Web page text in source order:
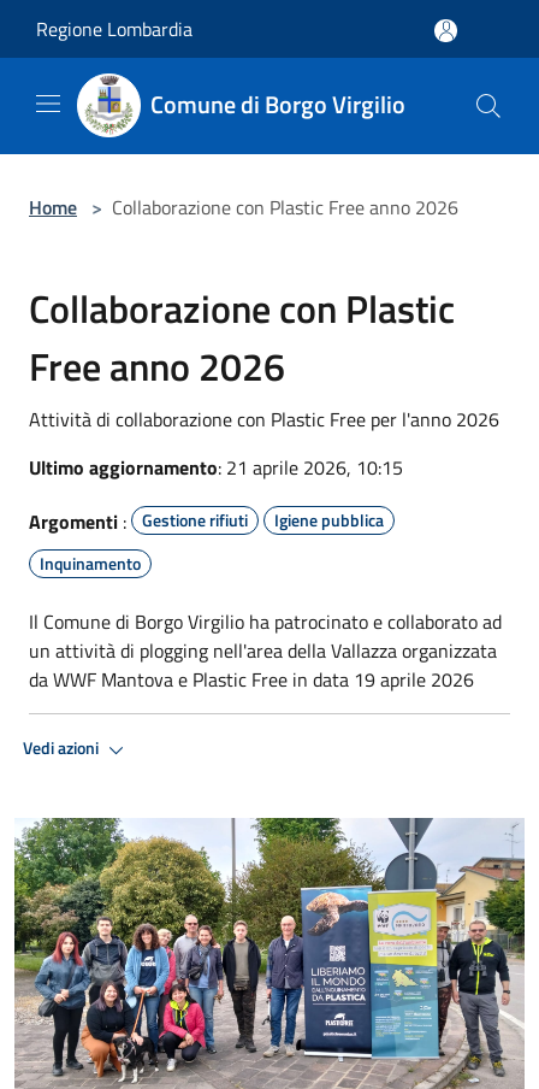
Regione Lombardia
Comune di Borgo Virgilio
Home > Collaborazione con Plastic Free anno 2026
Collaborazione con Plastic
Free anno 2026
Attività di collaborazione con Plastic Free per l'anno 2026
Ultimo aggiornamento: 21 aprile 2026, 10:15
Argomenti : Gestione rifiuti
Igiene pubblica
Inquinamento
Il Comune di Borgo Virgilio ha patrocinato e collaborato ad
un attività di plogging nell'area della Vallazza organizzata
da WWF Mantova e Plastic Free in data 19 aprile 2026
Vedi azioni